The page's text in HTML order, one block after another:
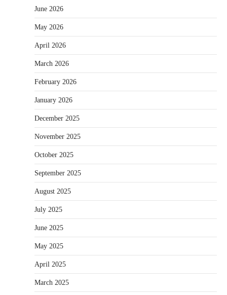
June 2026
May 2026
April 2026
March 2026
February 2026
January 2026
December 2025
November 2025
October 2025
September 2025
August 2025
July 2025
June 2025
May 2025
April 2025
March 2025